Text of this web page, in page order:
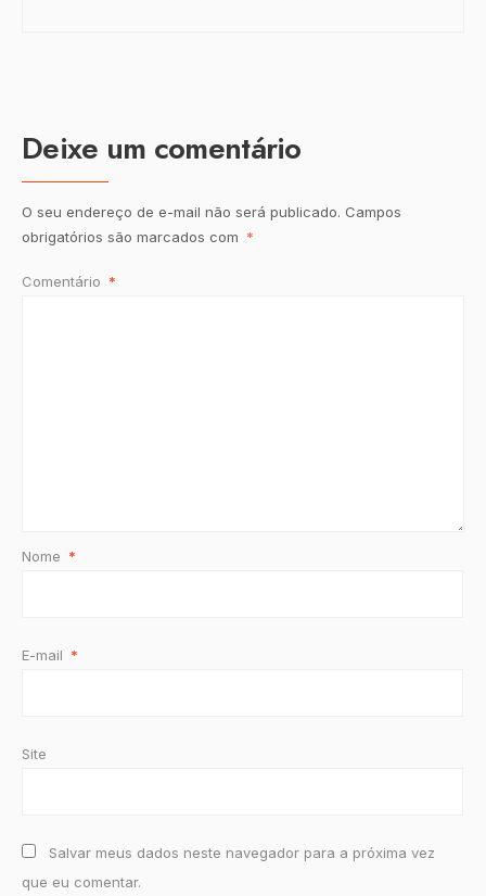
Deixe um comentário
O seu endereço de e-mail não será publicado. Campos
obrigatórios são marcados com *
Comentário *
Nome *
E-mail *
Site
Salvar meus dados neste navegador para a próxima vez
que eu comentar.